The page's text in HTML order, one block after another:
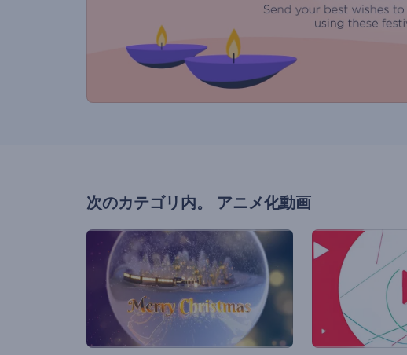
次のカテゴリ内。 アニメ化動画